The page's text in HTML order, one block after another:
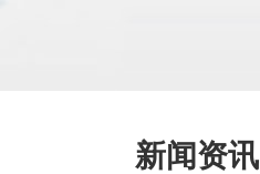
新闻资讯